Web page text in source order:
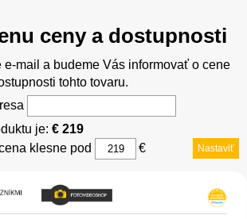
ceny a dostupnosti
e-mail a budeme Vás informovať o cene
tohto tovaru.
je: € 219
klesne pod
€ Nastaviť